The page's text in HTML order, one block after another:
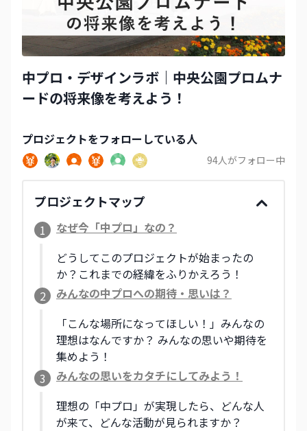
中プロ・デザインラボ｜中央公園プロムナ
ードの将来像を考えよう！
プロジェクトをフォローしている人
94人がフォロー中
プロジェクトマップ
1
なぜ今「中プロ」なの？
どうしてこのプロジェクトが始まったの
か？これまでの経緯をふりかえろう！
2
みんなの中プロへの期待・思いは？
「こんな場所になってほしい！」みんなの
理想はなんですか？ みんなの思いや期待を
集めよう！
3
みんなの思いをカタチにしてみよう！
理想の「中プロ」が実現したら、どんな人
が来て、どんな活動が見られますか？